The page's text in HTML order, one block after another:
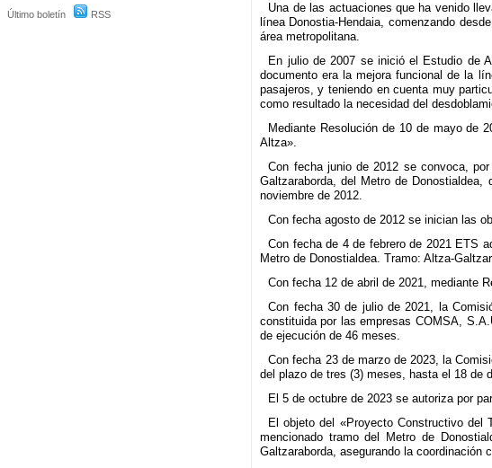
Último boletín RSS
Una de las actuaciones que ha venido
línea Donostia-Hendaia, comenzando
área metropolitana.
En julio de 2007 se inició el Estudio de
documento era la mejora funcional de la
pasajeros, y teniendo en cuenta muy
como resultado la necesidad del
Mediante Resolución de 10 de mayo de
Altza».
Con fecha junio de 2012 se convoca,
Galtzaraborda, del Metro de
noviembre de 2012.
Con fecha agosto de 2012 se inician las
Con fecha de 4 de febrero de 2021 ETS
Metro de Donostialdea. Tramo: Altza-
Con fecha 12 de abril de 2021, mediante
Con fecha 30 de julio de 2021, la
constituida por las empresas COMSA,
de ejecución de 46 meses.
Con fecha 23 de marzo de 2023, la
del plazo de tres (3) meses, hasta el 18 de
El 5 de octubre de 2023 se autoriza por
El objeto del «Proyecto Constructivo del
mencionado tramo del Metro de
Galtzaraborda, asegurando la coordinación